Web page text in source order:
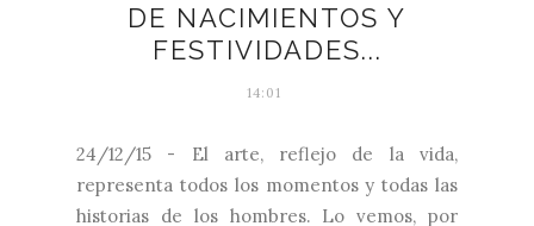
DE NACIMIENTOS Y
FESTIVIDADES...
14:01
24/12/15 - El arte, reflejo de la vida,
representa todos los momentos y todas las
historias de los hombres. Lo vemos, por